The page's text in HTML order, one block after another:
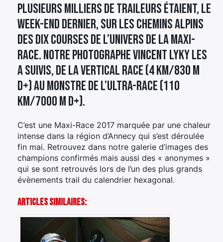
Plusieurs milliers de traileurs étaient, le
week-end dernier, sur les chemins alpins
des dix courses de l’univers de la Maxi-
Race. Notre photographe Vincent Lyky les
a suivis, de la Vertical Race (4 km/830 m
D+) au monstre de l’Ultra-Race (110
km/7000 m D+).
C’est une Maxi-Race 2017 marquée par une chaleur
intense dans la région d’Annecy qui s’est déroulée
fin mai. Retrouvez dans notre galerie d’images des
champions confirmés mais aussi des « anonymes »
qui se sont retrouvés lors de l’un des plus grands
évènements trail du calendrier hexagonal.
Articles Similaires: